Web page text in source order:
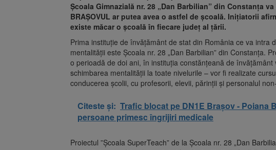
Școala Gimnazială nr. 28 „Dan Barbilian” din Constanța
BRAȘOVUL ar putea avea o astfel de școală. Inițiatorii
existe măcar o școală în fiecare județ al țării.
Prima instituție de învățământ de stat din România ce va
mentalității este Școala nr. 28 „Dan Barbilian” din Constanța.
o perioadă de doi ani, în instituția constănțeană de
schimbarea mentalității la toate nivelurile – vor fi realizate
conducerea școlii, cu profesorii, elevii, părinții și personalul
Citeste și: Trafic blocat pe DN1E Brașov - Poiana
persoane primesc îngrijiri medicale
Proiectul ”Școala SuperTeach” de la Școala nr. 28 „Dan